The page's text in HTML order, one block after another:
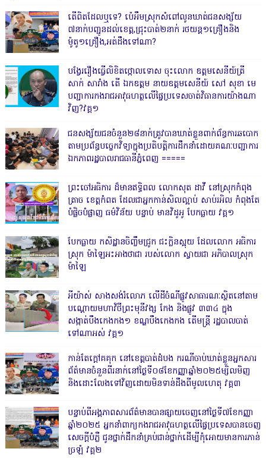
តើពិតដែលឬទេ? ប៉េអឹមស្រុកសំពៅលូនឃាត់ជនសង្ស័យ
៧នាក់បញ្ជូនដល់ខេត្ត,ជ្រុះបាត់២នាក់ រថយន្ត១គ្រឿងនិង
ម៉ូតូ១គ្រឿង,អត់ដឹងទៅណា?
បង្វែររឿងធ្វើលិខិតថ្កោលទោស ចុះលោក ឧត្តមសេនីយ៍ត្រី
សាក់ សារាំង តើ ឯកឧត្តម នាយឧត្តមសេនីយ៍ សៅ សុខា មេ
បញ្ជាការកងរាជអាវុធហត្ថលើផ្ទៃប្រទេសចាត់វិធានការយ៉ាងណា
វិញ?វគ្គ១
ជនសង្ស័យជនចំនួន២៨នាក់ត្រូវបានឃាត់ខ្លួនពាក់ព័ន្ធការឆបោក
តាមប្រព័ន្ធបច្ចេកវិទ្យាក្នុងប្រតិបត្តិការដឹកនាំដោយគណៈបញ្ជាការ
ឯកភាពរដ្ឋបាលរាជធានីភ្នំពេញ ‎=====
ព្រះចៅអធិការ ដ៏មានឥទ្ធិពល លោកសុត ដាវី នៅស្រុកកំពុង
ត្រាច ខេត្តកំពត ដែលជាអ្នកកាន់សិលល្អាប់ សាប់រអិល កំពុងតែ
បំផ្លិចបំផ្លាញ ធម៌វិន័យ បន្ទាប់ មានវិដូអូ បែកធ្លាយ វគ្គ១
បែកធ្លាយ កសិដ្ឋានចិញ្ចឹមជ្រូក ជះក្លិនស្អុយ ដែលលោក អធិការ
ស្រុក ម៉ាឡៃអះអាងថាជា របស់លោក ស្វាយជា អភិបាលស្រុក
ម៉ាឡៃ
អីយ៉ាស់ សាងសង់រំលោភ លើដីចំណីផ្លូវសាធារណៈស្ថិតនៅតាម
បណ្ដោយមហាវិថីព្រះមុនីវង្ស កែង និងផ្លូវ ៣៣៤ ក្នុង
សង្កាត់បឹងកេងកង១ ខណ្ឌបឹងកេងកង តើមន្ត្រី រដ្ឋបាលបាត់
ទៅណាអស់ វគ្គ១
កាន់តែក្តៅគគុក នៅខេត្តបាត់ដំបង ករណីចាប់ឃាត់ខ្លួនអ្នកសារ
ព័ត៌មានចំនួនពីរនាក់នៅថ្ងៃទី០៨ខែកញ្ញាឆ្នាំ២០២៥ម្សិលមិញ
និងដោះលែងទៅវិញដោយមិនទាន់ដឹងពីមូលហេតុ វគ្គ៣
បន្ទាប់ពីអង្គភាពសារព័ត៌មានបានផ្សាយចេញនៅថ្ងៃទី៧ខែកញ្ញា
ឆ្នាំ២០២៥ អ្នកនាំពាក្យកងរាជអាវុធហត្ថលើផ្ទៃប្រទេសបានចេញ
សេចក្តីបំភ្លឺ ជូនថ្នាក់ដឹកនាំគ្រប់ជាន់ថ្នាក់ដើម្បីកុំអោយមានការភាន់
ច្រឡំ វគ្គ២